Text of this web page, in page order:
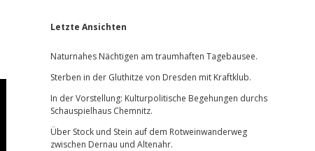
Sidebar
Letzte Ansichten
Naturnahes Nächtigen am traumhaften Tagebausee.
Sterben in der Gluthitze von Dresden mit Kraftklub.
In der Vorstellung: Kulturpolitische Begehungen durchs
Schauspielhaus Chemnitz.
Über Stock und Stein auf dem Rotweinwanderweg
zwischen Dernau und Altenahr.